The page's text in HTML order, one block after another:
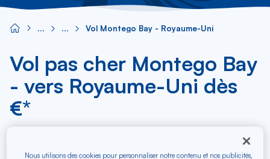
Vol Montego Bay - Royaume-Uni
Vol pas cher Montego Bay
- vers Royaume-Uni dès
€*
Nous utilisons des cookies pour personnaliser notre contenu et nos publicités,